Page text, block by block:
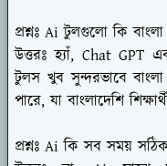
প্রশ্নঃ Ai টুলগুলো কি
উত্তরঃ হ্যাঁ, Chat
টুলস খুব সুন্দরভাবে
পারে, যা বাংলাদেশি
প্রশ্নঃ Ai কি সব সময়